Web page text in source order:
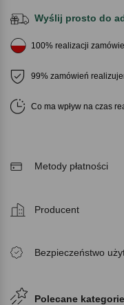
Wyślij prosto do
100% realizacji
99% zamówień
Co ma wpływ na czas
Metody płatności
Producent
Bezpieczeństwo
Polecane